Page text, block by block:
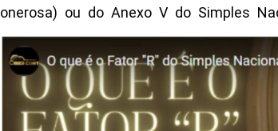
onerosa) ou do Anexo V do Simples